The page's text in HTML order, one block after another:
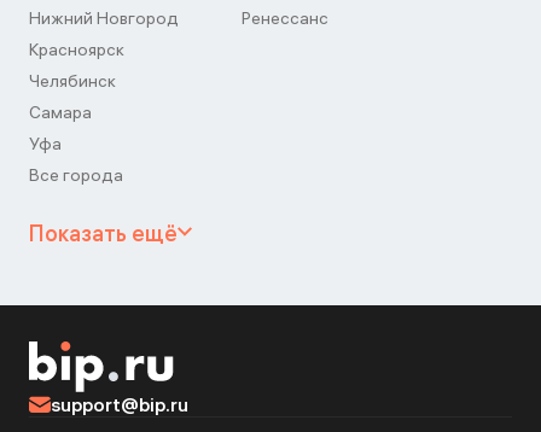
Нижний Новгород
Красноярск
Челябинск
Самара
Уфа
Все города
Ренессанс
Показать ещё
support@bip.ru